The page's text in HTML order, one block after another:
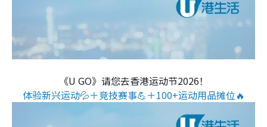
《U GO》请您去香港运动节2026！
体验新兴运动💦＋竞技赛事💪＋100+运动用品摊位🔥